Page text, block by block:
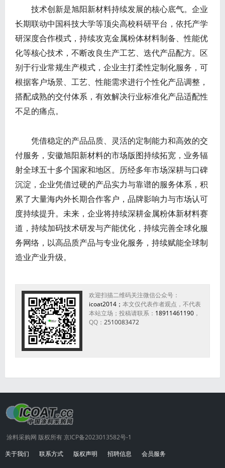
技术创新是旭阳新材料持续发展的核心底气。企业
长期联动中国科技大学等顶尖高校科研平台，依托产学
研深度合作模式，持续攻克金属粉体材料制备、性能优
化等核心技术，不断改良生产工艺、迭代产品配方。区
别于行业常规生产模式，企业主打柔性定制化服务，可
根据客户场景、工艺、性能需求进行个性化产品调整，
搭配成熟的交付体系，有效解决行业标准化产品适配性
不足的痛点。
凭借稳定的产品品质、灵活的定制能力和高效的交
付服务，安徽旭阳新材料的市场版图持续拓宽，业务辐
射全球五十多个国家和地区。历经多年市场深耕与口碑
沉淀，企业凭借过硬的产品实力与靠谱的服务体系，积
累了大量海内外长期合作客户，品牌影响力与市场认可
度持续提升。未来，企业将持续深耕金属粉体新材料赛
道，持续加码技术研发与产能优化，持续完善全球化服
务网络，以高品质产品与专业化服务，持续赋能全球制
造业产业升级。
欢迎扫描二维码关注微信公众号：
icoat2014； 本文仅代表作者观点，不代表
本站立场；投稿请联系： 18911461190，
QQ： 2510083472
涂料采购网 版权所有 京ICP备2023013582号-1
关于我们
联系方式 版权声明 招聘信息 会员服务